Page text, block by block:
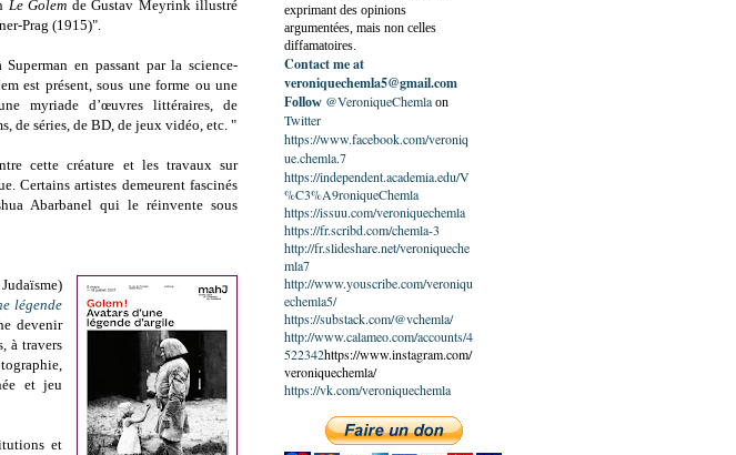
Le Golem de Gustav Meyrink illustré
Prag (1915)".
Superman en passant par la science-
est présent, sous une forme ou une
myriade d’œuvres littéraires, de
de séries, de BD, de jeux vidéo, etc. "
cette créature et les travaux sur
Certains artistes demeurent fascinés
Abarbanel qui le réinvente sous
légende
devenir
à travers
et jeu
et
exprimant des opinions
argumentées, mais non celles
diffamatoires.
Contact me at
veroniquechemla5@gmail.com
Follow @VeroniqueChemlaon
Twitter
https://www.facebook.com/veroniq
ue.chemla.7
https://independent.academia.edu/V
%C3%A9roniqueChemla
https://issuu.com/veroniquechemla
https://fr.scribd.com/chemla-3
http://fr.slideshare.net/veroniqueche
mla7
http://www.youscribe.com/veroniqu
echemla5/
https://substack.com/@vchemla/
http://www.calameo.com/accounts/4
522342https://www.instagram.com/
veroniquechemla/
https://vk.com/veroniquechemla